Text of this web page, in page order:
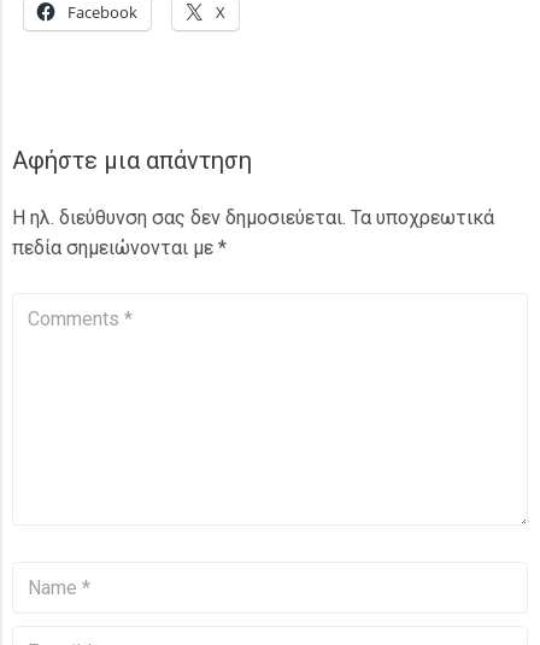
Facebook X
Αφήστε μια απάντηση
Η ηλ. διεύθυνση σας δεν δημοσιεύεται. Τα υποχρεωτικά
πεδία σημειώνονται με *